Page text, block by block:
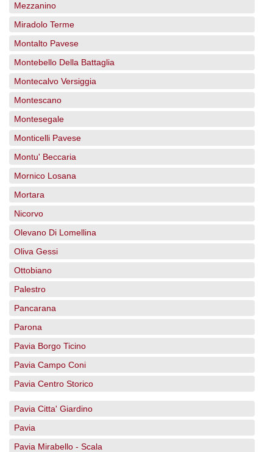
Mezzanino
Miradolo Terme
Montalto Pavese
Montebello Della Battaglia
Montecalvo Versiggia
Montescano
Montesegale
Monticelli Pavese
Montu' Beccaria
Mornico Losana
Mortara
Nicorvo
Olevano Di Lomellina
Oliva Gessi
Ottobiano
Palestro
Pancarana
Parona
Pavia Borgo Ticino
Pavia Campo Coni
Pavia Centro Storico
Pavia Citta' Giardino
Pavia
Pavia Mirabello - Scala